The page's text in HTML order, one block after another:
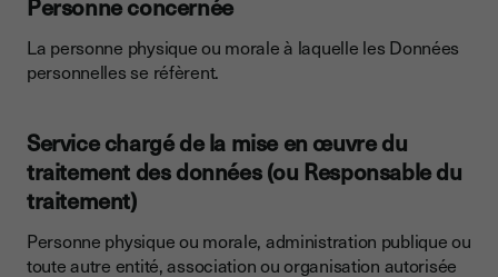
Personne concernée
La personne physique ou morale à laquelle les Données
personnelles se réfèrent.
Service chargé de la mise en œuvre du
traitement des données (ou Responsable du
traitement)
Personne physique ou morale, administration publique ou
toute autre entité, association ou organisation autorisée